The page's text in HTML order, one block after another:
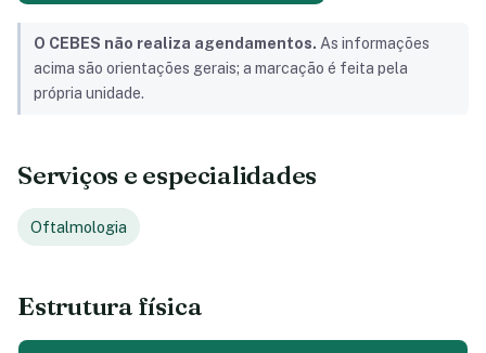
O CEBES não realiza agendamentos. As informações
acima são orientações gerais; a marcação é feita pela
própria unidade.
Serviços e especialidades
Oftalmologia
Estrutura física